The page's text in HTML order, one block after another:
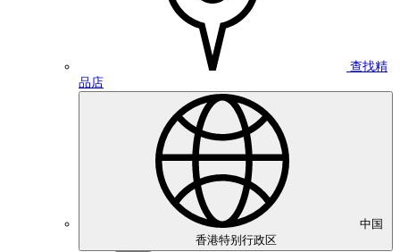
查找精
品店
中国
香港特别行政区